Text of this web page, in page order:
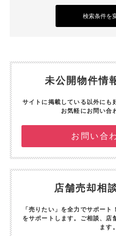
検索条件を
未公開物件情
サイトに掲載している以外にも
お気軽にお問い合
お問い合
店舗売却相
「売りたい」を全力でサポート！
をサポートします。 ご相談、店
ます。